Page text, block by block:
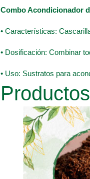
Combo Acondicionador
• Características:
• Dosificación: Combinar
• Uso: Sustratos para